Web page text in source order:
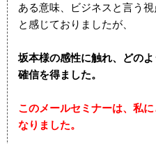
ある意味、ビジネスと言う
と感じておりましたが、
坂本様の感性に触れ、どの
確信を得ました。
このメールセミナーは、私
なりました。